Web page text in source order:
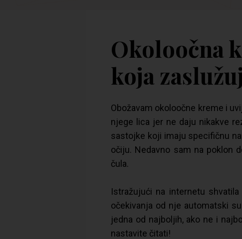
Okoloočna
koja
Obožavam okoloočne kreme i
njege lica jer ne daju nikakve
sastojke koji imaju specifičnu
očiju. Nedavno sam na poklon
čula.
Istražujući na internetu
očekivanja od nje automatski
jedna od najboljih, ako ne i
nastavite čitati!